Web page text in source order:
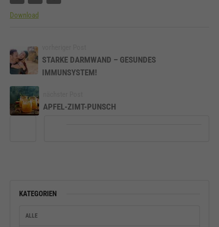
Download
STARKE DARMWAND – GESUNDES
IMMUNSYSTEM!
APFEL-ZIMT-PUNSCH
KATEGORIEN
ALLE